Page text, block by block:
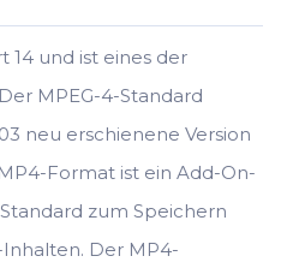
14 und ist eines der
MPEG-4-Standard
neu erschienene Version
Format ist ein Add-On-
zum Speichern
Der MP4-